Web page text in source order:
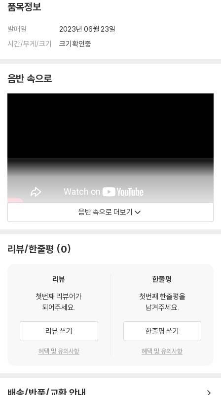
품목정보
발매일
2023년 06월 23일
시간/무게/크기
크기확인중
음반 속으로
음반 속으로 더보기
리뷰/한줄평 0
리뷰
첫번째 리뷰어가
되어주세요.
리뷰 쓰기
혜택 및 유의사항
한줄평
첫번째 한줄평을
남겨주세요.
한줄평 쓰기
혜택 및 유의사항